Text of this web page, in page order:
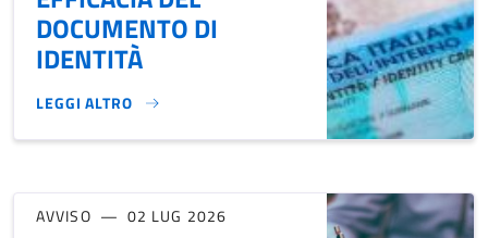
DOCUMENTO DI
IDENTITÀ
LEGGI ALTRO
NUOVE DISPOSIZIONI IN MATERIA DI EFFICACIA DEL
AVVISO 02 LUG 2026